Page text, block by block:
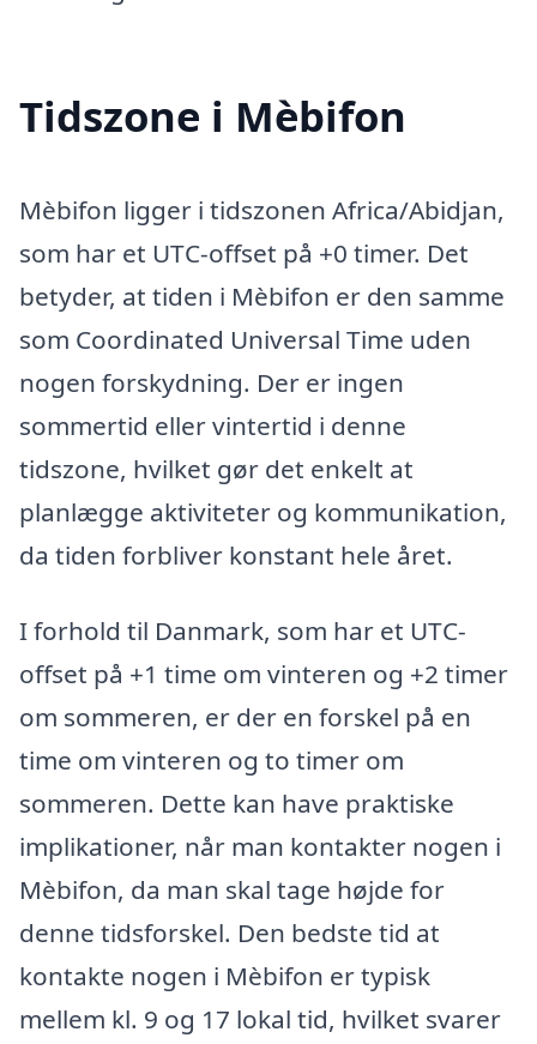
Tidszone i Mèbifon
Mèbifon ligger i tidszonen Africa/Abidjan,
som har et UTC-offset på +0 timer. Det
betyder, at tiden i Mèbifon er den samme
som Coordinated Universal Time uden
nogen forskydning. Der er ingen
sommertid eller vintertid i denne
tidszone, hvilket gør det enkelt at
planlægge aktiviteter og kommunikation,
da tiden forbliver konstant hele året.
I forhold til Danmark, som har et UTC-
offset på +1 time om vinteren og +2 timer
om sommeren, er der en forskel på en
time om vinteren og to timer om
sommeren. Dette kan have praktiske
implikationer, når man kontakter nogen i
Mèbifon, da man skal tage højde for
denne tidsforskel. Den bedste tid at
kontakte nogen i Mèbifon er typisk
mellem kl. 9 og 17 lokal tid, hvilket svarer